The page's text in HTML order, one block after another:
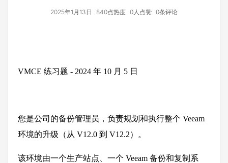
2025年1月13日 840点热度 0人点赞 0条评论
VMCE 练习题 - 2024 年 10 月 5 日
您是公司的备份管理员，负责规划和执行整个 Veeam
环境的升级（从 V12.0 到 V12.2）。
该环境由一个生产站点、一个 Veeam 备份和复制系